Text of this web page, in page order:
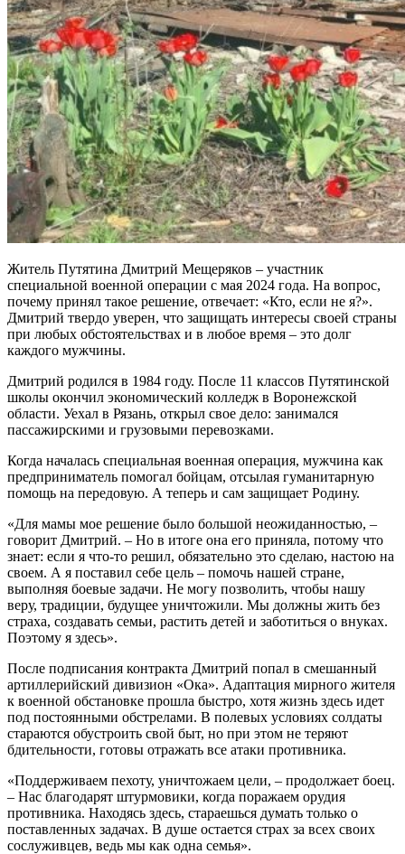
Житель Путятина Дмитрий Мещеряков – участник
специальной военной операции с мая 2024 года. На вопрос,
почему принял такое решение, отвечает: «Кто, если не я?».
Дмитрий твердо уверен, что защищать интересы своей страны
при любых обстоятельствах и в любое время – это долг
каждого мужчины.
Дмитрий родился в 1984 году. После 11 классов Путятинской
школы окончил экономический колледж в Воронежской
области. Уехал в Рязань, открыл свое дело: занимался
пассажирскими и грузовыми перевозками.
Когда началась специальная военная операция, мужчина как
предприниматель помогал бойцам, отсылая гуманитарную
помощь на передовую. А теперь и сам защищает Родину.
«Для мамы мое решение было большой неожиданностью, –
говорит Дмитрий. – Но в итоге она его приняла, потому что
знает: если я что-то решил, обязательно это сделаю, настою на
своем. А я поставил себе цель – помочь нашей стране,
выполняя боевые задачи. Не могу позволить, чтобы нашу
веру, традиции, будущее уничтожили. Мы должны жить без
страха, создавать семьи, растить детей и заботиться о внуках.
Поэтому я здесь».
После подписания контракта Дмитрий попал в смешанный
артиллерийский дивизион «Ока». Адаптация мирного жителя
к военной обстановке прошла быстро, хотя жизнь здесь идет
под постоянными обстрелами. В полевых условиях солдаты
стараются обустроить свой быт, но при этом не теряют
бдительности, готовы отражать все атаки противника.
«Поддерживаем пехоту, уничтожаем цели, – продолжает боец.
– Нас благодарят штурмовики, когда поражаем орудия
противника. Находясь здесь, стараешься думать только о
поставленных задачах. В душе остается страх за всех своих
сослуживцев, ведь мы как одна семья».